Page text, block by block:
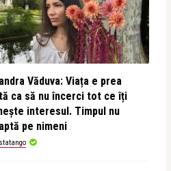
Văduva: Viața e prea
ca să nu încerci tot ce îți
interesul. Timpul nu
pe nimeni